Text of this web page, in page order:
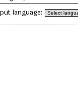
language: